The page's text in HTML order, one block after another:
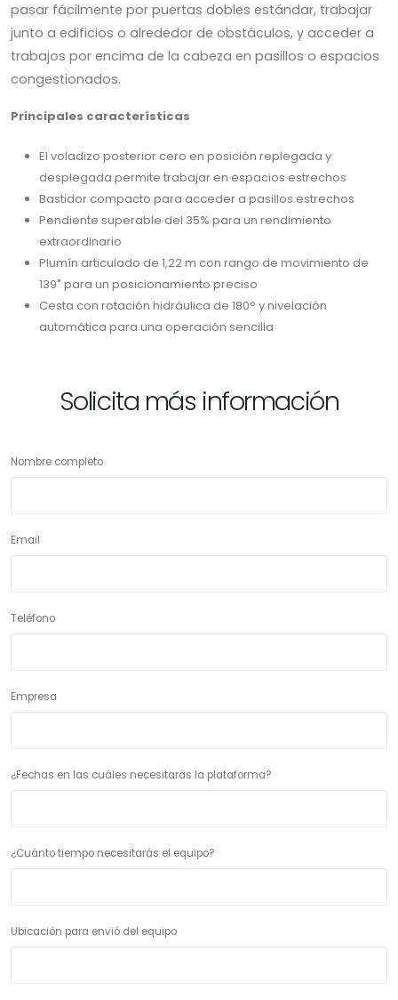
pasar fácilmente por puertas dobles estándar, trabajar
junto a edificios o alrededor de obstáculos, y acceder a
trabajos por encima de la cabeza en pasillos o espacios
congestionados.
Principales características
El voladizo posterior cero en posición replegada y
desplegada permite trabajar en espacios estrechos
Bastidor compacto para acceder a pasillos estrechos
Pendiente superable del 35% para un rendimiento
extraordinario
Plumín articulado de 1,22 m con rango de movimiento de
139˚ para un posicionamiento preciso
Cesta con rotación hidráulica de 180° y nivelación
automática para una operación sencilla
Solicita más información
Nombre completo
Email
Teléfono
Empresa
¿Fechas en las cuáles necesitarás la plataforma?
¿Cuánto tiempo necesitarás el equipo?
Ubicación para envió del equipo